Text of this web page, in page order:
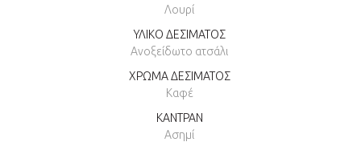
Λουρί
ΥΛΙΚΟ ΔΕΣΙΜΑΤΟΣ
Ανοξείδωτο ατσάλι
ΧΡΩΜΑ ΔΕΣΙΜΑΤΟΣ
Καφέ
ΚΑΝΤΡΑΝ
Ασημί